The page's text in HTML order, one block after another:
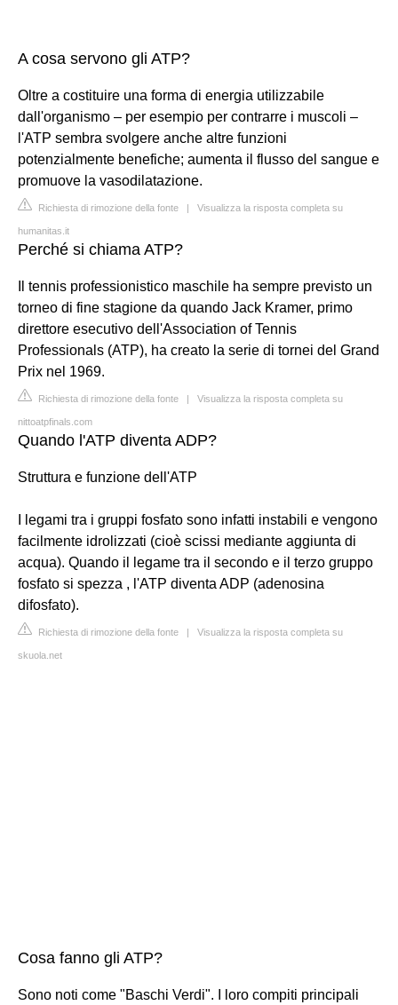
A cosa servono gli ATP?
Oltre a costituire una forma di energia utilizzabile
dall'organismo – per esempio per contrarre i muscoli –
l'ATP sembra svolgere anche altre funzioni
potenzialmente benefiche; aumenta il flusso del sangue e
promuove la vasodilatazione.
Richiesta di rimozione della fonte | Visualizza la risposta completa su
humanitas.it
Perché si chiama ATP?
Il tennis professionistico maschile ha sempre previsto un
torneo di fine stagione da quando Jack Kramer, primo
direttore esecutivo dell'Association of Tennis
Professionals (ATP), ha creato la serie di tornei del Grand
Prix nel 1969.
Richiesta di rimozione della fonte | Visualizza la risposta completa su
nittoatpfinals.com
Quando l'ATP diventa ADP?
Struttura e funzione dell'ATP
I legami tra i gruppi fosfato sono infatti instabili e vengono
facilmente idrolizzati (cioè scissi mediante aggiunta di
acqua). Quando il legame tra il secondo e il terzo gruppo
fosfato si spezza , l'ATP diventa ADP (adenosina
difosfato).
Richiesta di rimozione della fonte | Visualizza la risposta completa su
skuola.net
Cosa fanno gli ATP?
Sono noti come "Baschi Verdi". I loro compiti principali